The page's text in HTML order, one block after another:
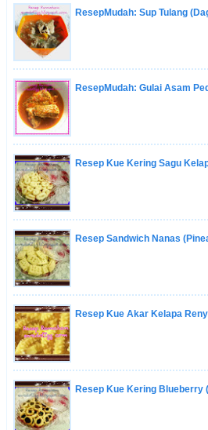
ResepMudah: Sup Tulang
ResepMudah: Gulai Asam
Resep Kue Kering Sagu
Resep Sandwich Nanas
Resep Kue Akar Kelapa
Resep Kue Kering Blueberry